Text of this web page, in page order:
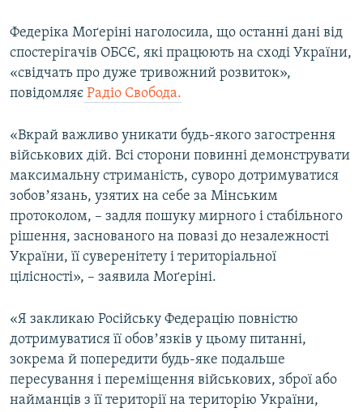
Федеріка Моґеріні наголосила, що останні дані від
спостерігачів ОБСЄ, які працюють на сході України,
«свідчать про дуже тривожний розвиток»,
повідомляє Радіо Свобода.
«Вкрай важливо уникати будь-якого загострення
військових дій. Всі сторони повинні демонструвати
максимальну стриманість, суворо дотримуватися
зобовʼязань, узятих на себе за Мінським
протоколом, – задля пошуку мирного і стабільного
рішення, заснованого на повазі до незалежності
України, її суверенітету і територіальної
цілісності», – заявила Моґеріні.
«Я закликаю Російську Федерацію повністю
дотримуватися її обовʼязків у цьому питанні,
зокрема й попередити будь-яке подальше
пересування і переміщення військових, зброї або
найманців з її території на територію України,